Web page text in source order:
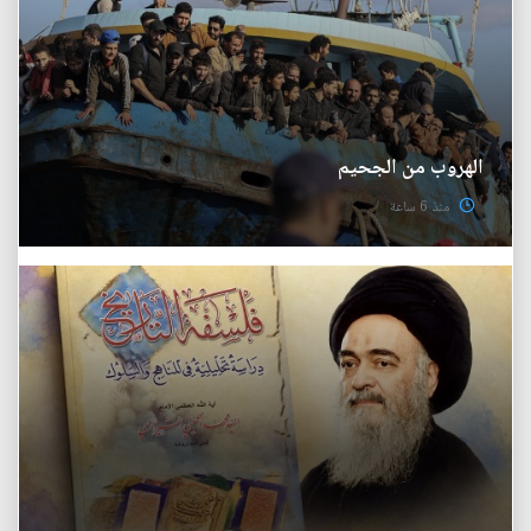
الهروب من الجحيم
منذ 6 ساعة